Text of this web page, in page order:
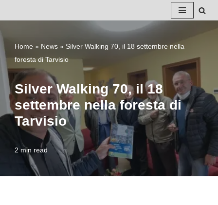
Home » News » Silver Walking 70, il 18 settembre nella
foresta di Tarvisio
Silver Walking 70, il 18
settembre nella foresta di
Tarvisio
2 min read